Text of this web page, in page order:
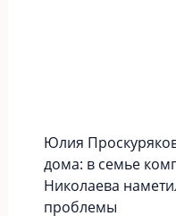
Юлия
дома: в семье
Николаева
проблемы